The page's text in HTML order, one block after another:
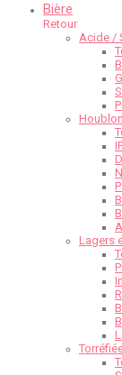
Bière
Retour
Acide /
Lagers